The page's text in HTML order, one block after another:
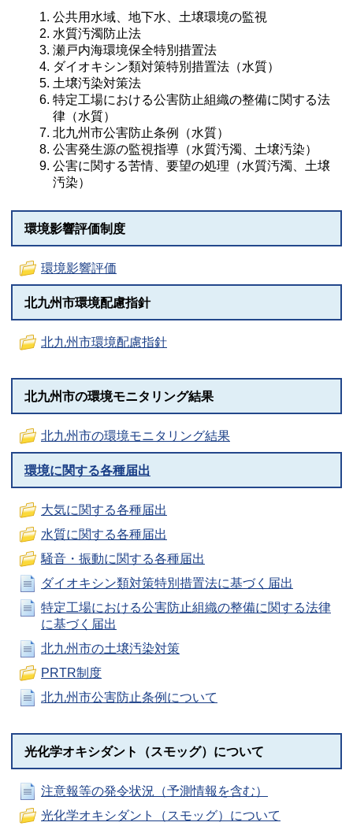
公共用水域、地下水、土壌環境の監視
水質汚濁防止法
瀬戸内海環境保全特別措置法
ダイオキシン類対策特別措置法（水質）
土壌汚染対策法
特定工場における公害防止組織の整備に関する法
律（水質）
北九州市公害防止条例（水質）
公害発生源の監視指導（水質汚濁、土壌汚染）
公害に関する苦情、要望の処理（水質汚濁、土壌
汚染）
環境影響評価制度
環境影響評価
北九州市環境配慮指針
北九州市環境配慮指針
北九州市の環境モニタリング結果
北九州市の環境モニタリング結果
環境に関する各種届出
大気に関する各種届出
水質に関する各種届出
騒音・振動に関する各種届出
ダイオキシン類対策特別措置法に基づく届出
特定工場における公害防止組織の整備に関する法律
に基づく届出
北九州市の土壌汚染対策
PRTR制度
北九州市公害防止条例について
光化学オキシダント（スモッグ）について
注意報等の発令状況（予測情報を含む）
光化学オキシダント（スモッグ）について